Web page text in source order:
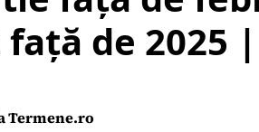
față de 2025
Termene.ro